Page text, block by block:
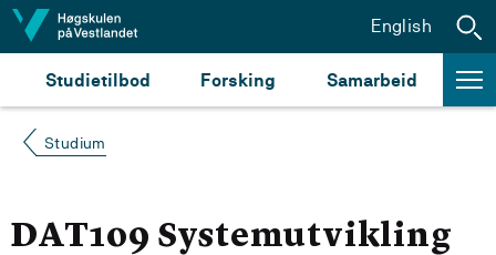
Hopp til innhald
Studietilbod Forsking Samarbeid
English
Studium
DAT109 Systemutvikling